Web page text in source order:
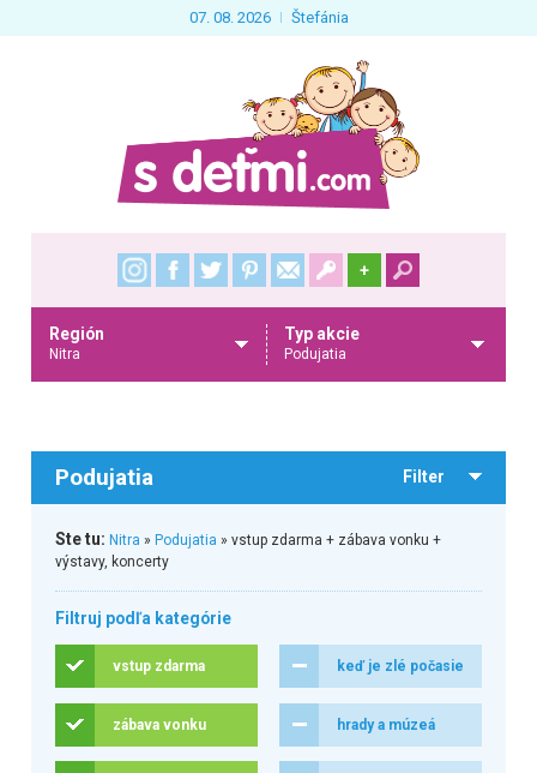
07. 08. 2026 Štefánia
+
Región
Nitra
Typ akcie
Podujatia
Podujatia Filter
Ste tu: Nitra » Podujatia » vstup zdarma + zábava vonku +
výstavy, koncerty
Filtruj podľa kategórie
vstup zdarma keď je zlé počasie
zábava vonku hrady a múzeá